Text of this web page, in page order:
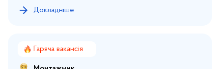
Докладніше
Гаряча вакансія